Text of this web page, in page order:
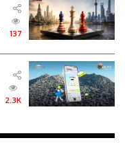
137
2.3K